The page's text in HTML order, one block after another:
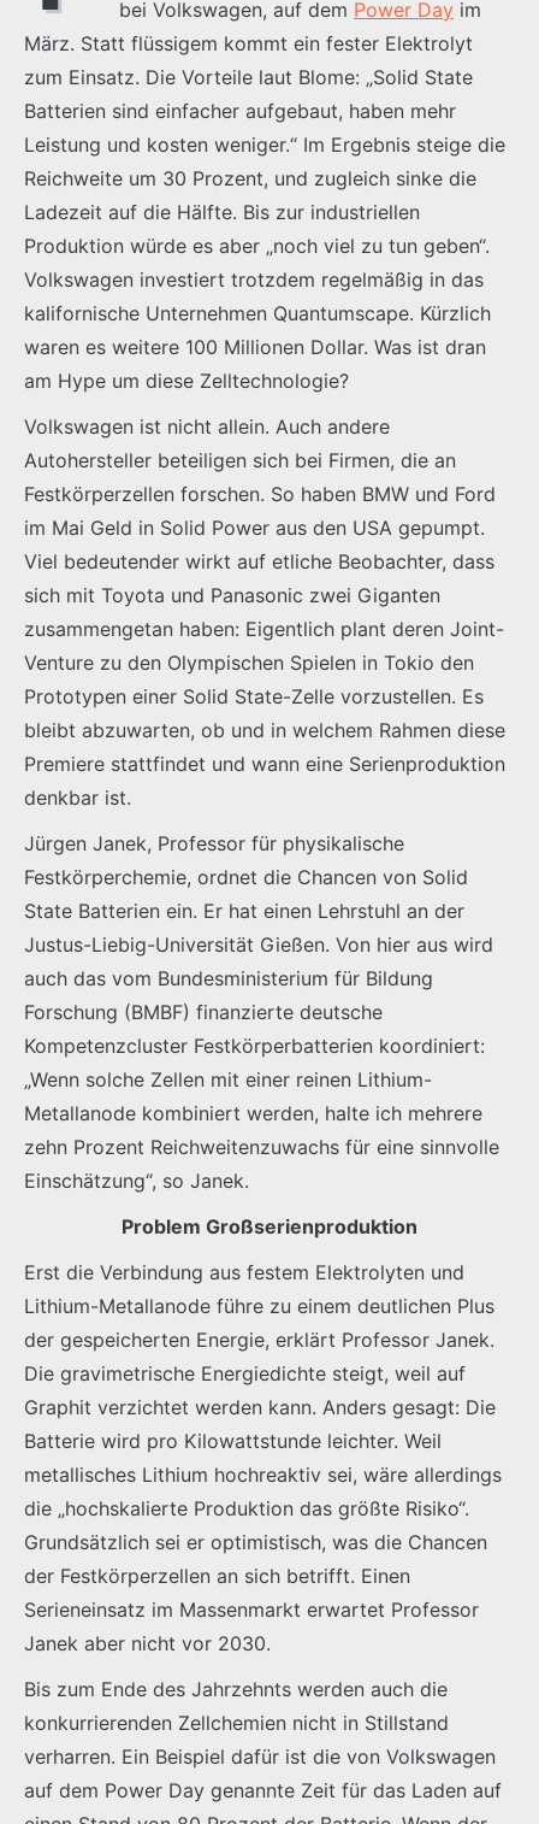
bei Volkswagen, auf dem Power Day im
März. Statt flüssigem kommt ein fester Elektrolyt
zum Einsatz. Die Vorteile laut Blome: „Solid State
Batterien sind einfacher aufgebaut, haben mehr
Leistung und kosten weniger.“ Im Ergebnis steige die
Reichweite um 30 Prozent, und zugleich sinke die
Ladezeit auf die Hälfte. Bis zur industriellen
Produktion würde es aber „noch viel zu tun geben“.
Volkswagen investiert trotzdem regelmäßig in das
kalifornische Unternehmen Quantumscape. Kürzlich
waren es weitere 100 Millionen Dollar. Was ist dran
am Hype um diese Zelltechnologie?
Volkswagen ist nicht allein. Auch andere
Autohersteller beteiligen sich bei Firmen, die an
Festkörperzellen forschen. So haben BMW und Ford
im Mai Geld in Solid Power aus den USA gepumpt.
Viel bedeutender wirkt auf etliche Beobachter, dass
sich mit Toyota und Panasonic zwei Giganten
zusammengetan haben: Eigentlich plant deren Joint-
Venture zu den Olympischen Spielen in Tokio den
Prototypen einer Solid State-Zelle vorzustellen. Es
bleibt abzuwarten, ob und in welchem Rahmen diese
Premiere stattfindet und wann eine Serienproduktion
denkbar ist.
Jürgen Janek, Professor für physikalische
Festkörperchemie, ordnet die Chancen von Solid
State Batterien ein. Er hat einen Lehrstuhl an der
Justus-Liebig-Universität Gießen. Von hier aus wird
auch das vom Bundesministerium für Bildung
Forschung (BMBF) finanzierte deutsche
Kompetenzcluster Festkörperbatterien koordiniert:
„Wenn solche Zellen mit einer reinen Lithium-
Metallanode kombiniert werden, halte ich mehrere
zehn Prozent Reichweitenzuwachs für eine sinnvolle
Einschätzung“, so Janek.
Problem Großserienproduktion
Erst die Verbindung aus festem Elektrolyten und
Lithium-Metallanode führe zu einem deutlichen Plus
der gespeicherten Energie, erklärt Professor Janek.
Die gravimetrische Energiedichte steigt, weil auf
Graphit verzichtet werden kann. Anders gesagt: Die
Batterie wird pro Kilowattstunde leichter. Weil
metallisches Lithium hochreaktiv sei, wäre allerdings
die „hochskalierte Produktion das größte Risiko“.
Grundsätzlich sei er optimistisch, was die Chancen
der Festkörperzellen an sich betrifft. Einen
Serieneinsatz im Massenmarkt erwartet Professor
Janek aber nicht vor 2030.
Bis zum Ende des Jahrzehnts werden auch die
konkurrierenden Zellchemien nicht in Stillstand
verharren. Ein Beispiel dafür ist die von Volkswagen
auf dem Power Day genannte Zeit für das Laden auf